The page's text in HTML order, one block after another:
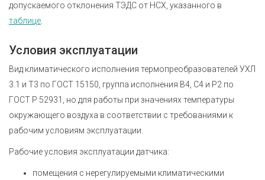
допускаемого отклонения ТЭДС от НСХ, указанного в
таблице
Условия эксплуатации
Вид климатического исполнения термопреобразователей УХЛ
3.1 и Т3 по ГОСТ 15150, группа исполнения В4, С4 и Р2 по
ГОСТ Р 52931
, но для работы при значениях температуры
окружающего воздуха в соответствии с требованиями к
рабочим условиям эксплуатации.
Рабочие условия эксплуатации датчика:
помещения с нерегулируемыми климатическими